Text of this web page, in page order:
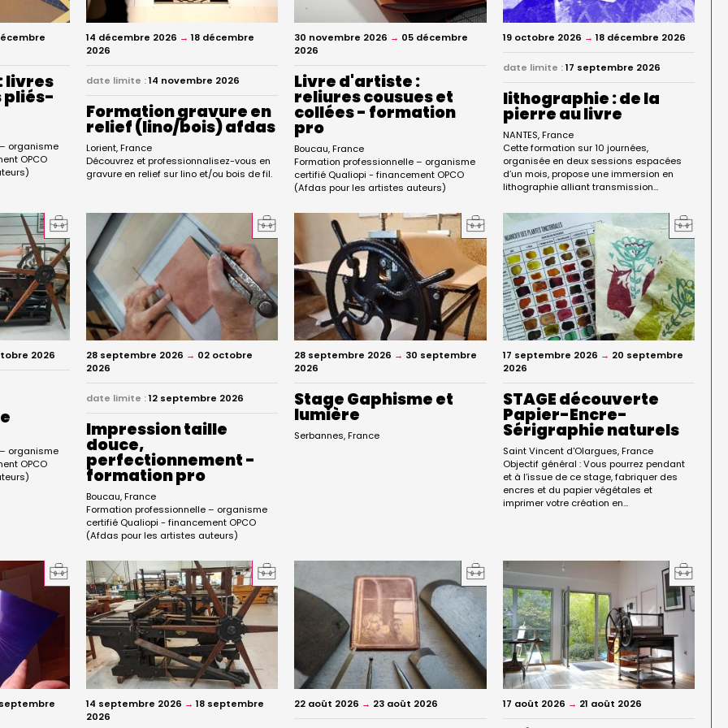
livres
pliés-
organisme
OPCO
14 décembre 2026 → 18 décembre
2026
date limite :14 novembre 2026
Formation gravure en
relief (lino/bois) afdas
Lorient France
Découvrez et professionnalisez-vous en
gravure en relief sur lino et/ou bois de fil.
30 novembre 2026 → 05 décembre
2026
Livre d'artiste :
reliures cousues et
collées - formation
pro
Boucau France
Formation professionnelle – organisme
certifié Qualiopi - financement OPCO
(Afdas pour les artistes auteurs)
19 octobre 2026 → 18 décembre 2026
date limite :17 septembre 2026
lithographie : de la
pierre au livre
NANTES France
Cette formation sur 10 journées,
organisée en deux sessions espacées
d’un mois, propose une immersion en
lithographie alliant transmission…
2026
organisme
OPCO
28 septembre 2026 → 02 octobre
2026
date limite :12 septembre 2026
Impression taille
douce,
perfectionnement -
formation pro
Boucau France
Formation professionnelle – organisme
certifié Qualiopi - financement OPCO
(Afdas pour les artistes auteurs)
28 septembre 2026 → 30 septembre
2026
Stage Gaphisme et
lumière
Serbannes France
17 septembre 2026 → 20 septembre
2026
STAGE découverte
Papier-Encre-
Sérigraphie naturels
Saint Vincent d'Olargues France
Objectif général : Vous pourrez pendant
et à l’issue de ce stage, fabriquer des
encres et du papier végétales et
imprimer votre création en…
septembre 14 septembre 2026 → 18 septembre
2026
22 août 2026 → 23 août 2026 17 août 2026 → 21 août 2026